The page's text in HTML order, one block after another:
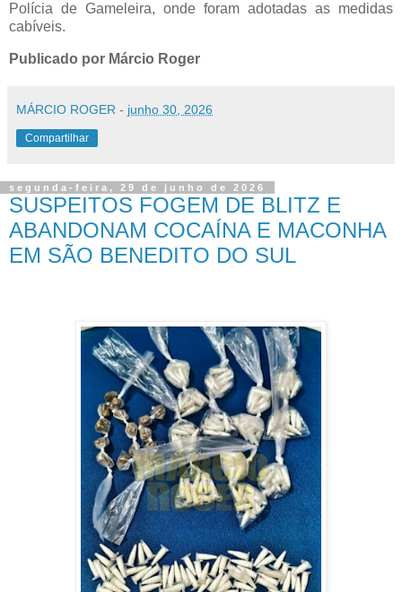
Polícia de Gameleira, onde foram adotadas as medidas
cabíveis.
Publicado por Márcio Roger
MÁRCIO ROGER - junho 30, 2026
Compartilhar
segunda-feira, 29 de junho de 2026
SUSPEITOS FOGEM DE BLITZ E
ABANDONAM COCAÍNA E MACONHA
EM SÃO BENEDITO DO SUL